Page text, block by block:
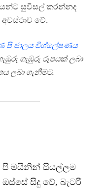
සුවිසල් කරන්නද
වේ.
පි ජාලය විශ්ලේෂණය
ගැඹුරු රූපයක් ලබා
ලබා ගැනීමට.
පි මයිනින් සියල්ලම
ඔස්සේ සිදු වේ, බැටරි